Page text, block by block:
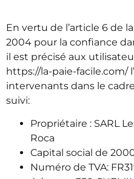
En vertu de l’article 6 de
2004 pour la confiance
il est précisé aux
https://la-paie-facile.com/
intervenants dans le
suivi:
Propriétaire : SARL
Roca
Capital social de
Numéro de TVA: